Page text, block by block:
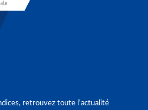
retrouvez toute l'actualité